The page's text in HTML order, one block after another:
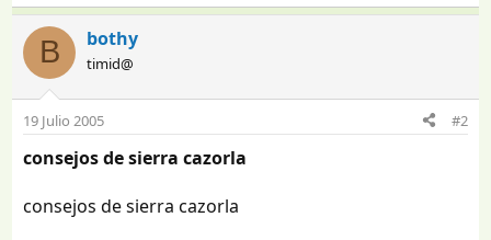
B bothy
timid@
19 Julio 2005 #2
consejos de sierra cazorla
consejos de sierra cazorla